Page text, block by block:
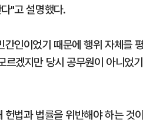
"고 설명했다.
인이었기 때문에 행위 자체를
겠지만 당시 공무원이 아니었
법과 법률을 위반해야 하는 것